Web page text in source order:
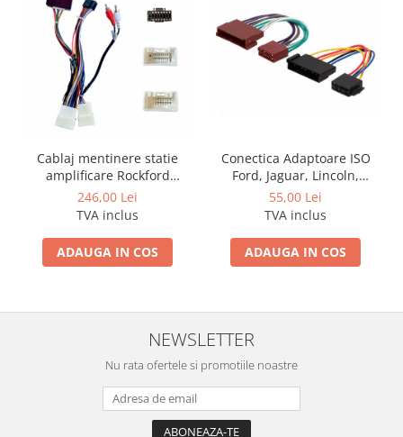
Rame adaptoare Mitsubishi
Rame adaptoare Jeep
Rame adaptoare Chrysler
Rame adaptoare Dodge
Rame adaptoare Isuzu
Rame adaptoare Subaru
Rame adaptoare Land Rover
Rame adaptoare Ssangyong
Cablaj mentinere statie
amplificare Rockford
Fosgate pentru Mitsubishi
246,00 Lei
TVA inclus
ADAUGA IN COS
Conectica Adaptoare ISO
Ford, Jaguar, Lincoln,
Mazda, Mercury, Nissan
55,00 Lei
TVA inclus
ADAUGA IN COS
NEWSLETTER
Nu rata ofertele si promotiile noastre